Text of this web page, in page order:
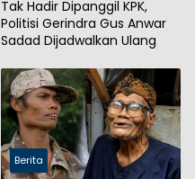
Tak Hadir Dipanggil KPK,
Politisi Gerindra Gus Anwar
Sadad Dijadwalkan Ulang
Berita